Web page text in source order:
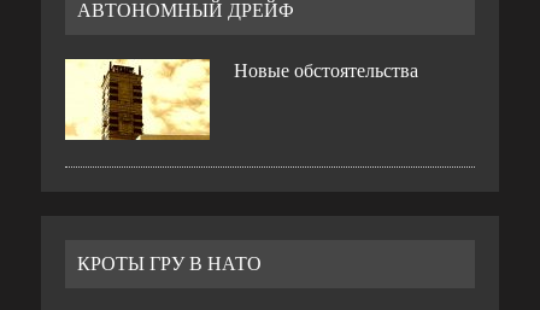
АВТОНОМНЫЙ ДРЕЙФ
Новые обстоятельства
КРОТЫ ГРУ В НАТО